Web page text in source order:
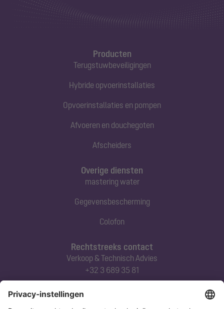
Producten
Terugstuwbeveiligingen
Hybride opvoerinstallaties
Opvoerinstallaties en pompen
Afvoeren en douchegoten
Afscheiders
Rechtstreeks contact
Verkoop & Technisch Advies
+32 3 689 35 81
Overige diensten
mastering water
Gegevensbescherming
Colofon